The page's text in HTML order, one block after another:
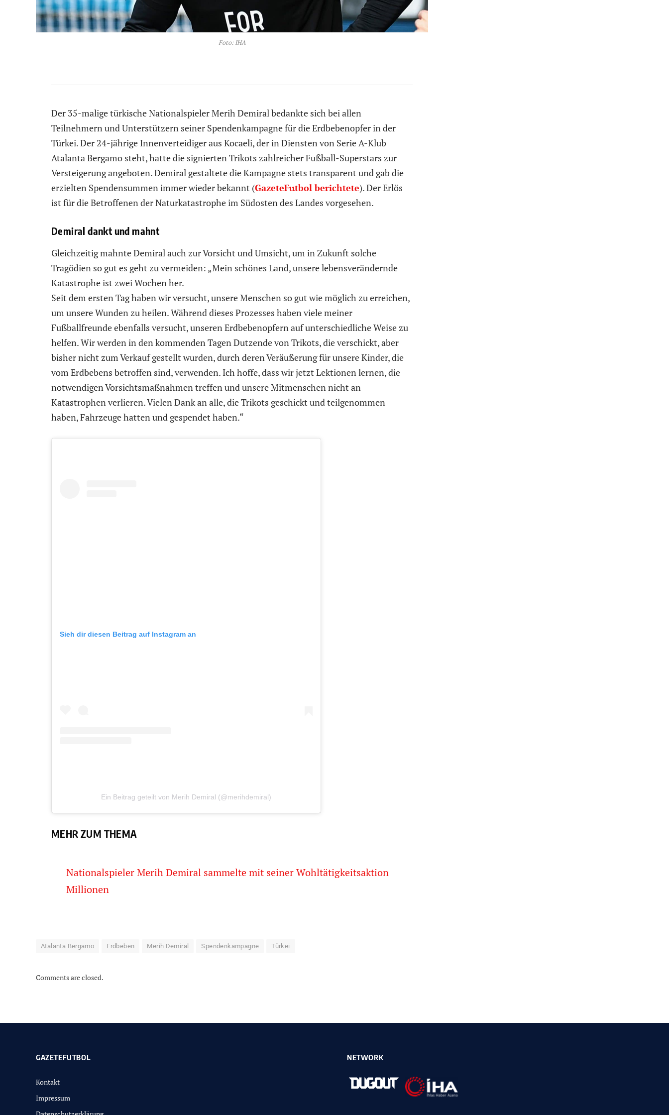
Foto: IHA
Der 35-malige türkische Nationalspieler Merih Demiral bedankte sich bei allen
Teilnehmern und Unterstützern seiner Spendenkampagne für die Erdbebenopfer in der
Türkei. Der 24-jährige Innenverteidiger aus Kocaeli, der in Diensten von Serie A-Klub
Atalanta Bergamo steht, hatte die signierten Trikots zahlreicher Fußball-Superstars zur
Versteigerung angeboten. Demiral gestaltete die Kampagne stets transparent und gab die
erzielten Spendensummen immer wieder bekannt (GazeteFutbol berichtete). Der Erlös
ist für die Betroffenen der Naturkatastrophe im Südosten des Landes vorgesehen.
Demiral dankt und mahnt
Gleichzeitig mahnte Demiral auch zur Vorsicht und Umsicht, um in Zukunft solche
Tragödien so gut es geht zu vermeiden: „Mein schönes Land, unsere lebensverändernde
Katastrophe ist zwei Wochen her.
Seit dem ersten Tag haben wir versucht, unsere Menschen so gut wie möglich zu erreichen,
um unsere Wunden zu heilen. Während dieses Prozesses haben viele meiner
Fußballfreunde ebenfalls versucht, unseren Erdbebenopfern auf unterschiedliche Weise zu
helfen. Wir werden in den kommenden Tagen Dutzende von Trikots, die verschickt, aber
bisher nicht zum Verkauf gestellt wurden, durch deren Veräußerung für unsere Kinder, die
vom Erdbebens betroffen sind, verwenden. Ich hoffe, dass wir jetzt Lektionen lernen, die
notwendigen Vorsichtsmaßnahmen treffen und unsere Mitmenschen nicht an
Katastrophen verlieren. Vielen Dank an alle, die Trikots geschickt und teilgenommen
haben, Fahrzeuge hatten und gespendet haben.“
Sieh dir diesen Beitrag auf Instagram an
Ein Beitrag geteilt von Merih Demiral (@merihdemiral)
MEHR ZUM THEMA
Nationalspieler Merih Demiral sammelte mit seiner Wohltätigkeitsaktion
Millionen
Atalanta Bergamo Erdbeben Merih Demiral Spendenkampagne Türkei
Comments are closed.
GAZETEFUTBOL
Kontakt
Impressum
NETWORK